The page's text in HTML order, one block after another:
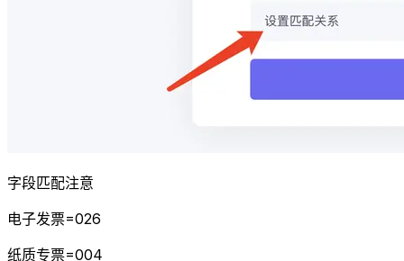
字段匹配注意
电子发票=026
纸质专票=004